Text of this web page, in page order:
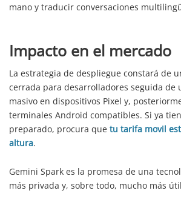
mano y traducir conversaciones
Impacto en el mercado
La estrategia de despliegue constará de
cerrada para desarrolladores seguida de
masivo en dispositivos Pixel y,
terminales Android compatibles. Si ya
preparado, procura que tu tarifa movil
altura.
Gemini Spark es la promesa de una
más privada y, sobre todo, mucho más